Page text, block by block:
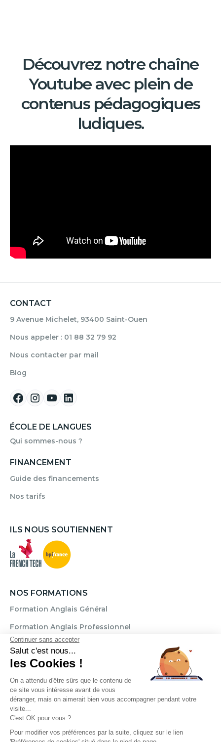
Découvrez notre chaîne
Youtube avec plein de
contenus pédagogiques
ludiques.
CONTACT
9 Avenue Michelet, 93400 Saint-Ouen
Nous appeler : 01 88 32 79 92
Nous contacter par mail
Blog
ÉCOLE DE LANGUES
Qui sommes-nous ?
FINANCEMENT
Guide des financements
Nos tarifs
ILS NOUS SOUTIENNENT
NOS FORMATIONS
Formation Anglais Général
Formation Anglais Professionnel
Formation Allemand
Formation Espagnol
Formation Italien
Formation FLE
Règlement Mentions légalesCGU / CGV